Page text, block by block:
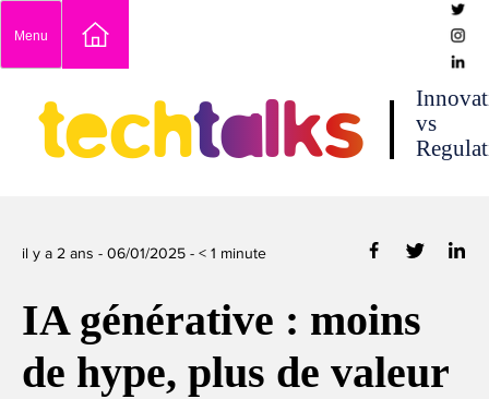
content
Menu
techtalks
vs
il y a 2 ans - 06/01/2025 - < 1 minute
IA générative : moins
de hype, plus de valeur